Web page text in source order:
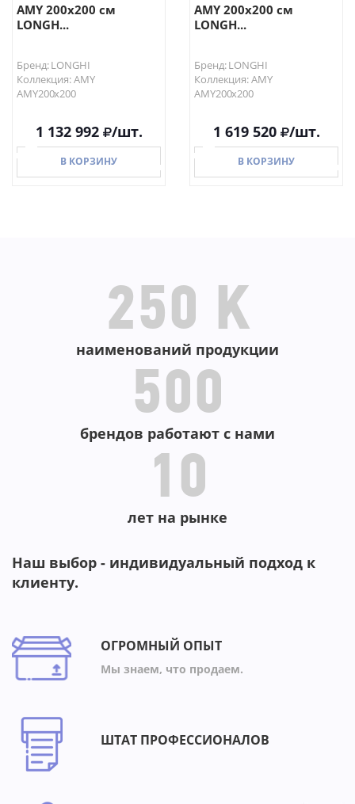
AMY 200х200 см
LONGH...
Бренд: LONGHI
Коллекция: AMY
AMY200х200
1 132 992 /шт.
В КОРЗИНУ
AMY 200х200 см
LONGH...
Бренд: LONGHI
Коллекция: AMY
AMY200х200
1 619 520 /шт.
В КОРЗИНУ
250 K
наименований продукции
500
брендов работают с нами
10
лет на рынке
Наш выбор - индивидуальный подход к
клиенту.
ОГРОМНЫЙ ОПЫТ
Мы знаем, что продаем.
ШТАТ ПРОФЕССИОНАЛОВ